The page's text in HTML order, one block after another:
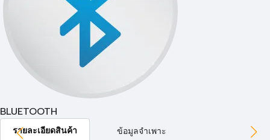
BLUETOOTH
รายละเอียดสินค้า ข้อมูลจำเพาะ